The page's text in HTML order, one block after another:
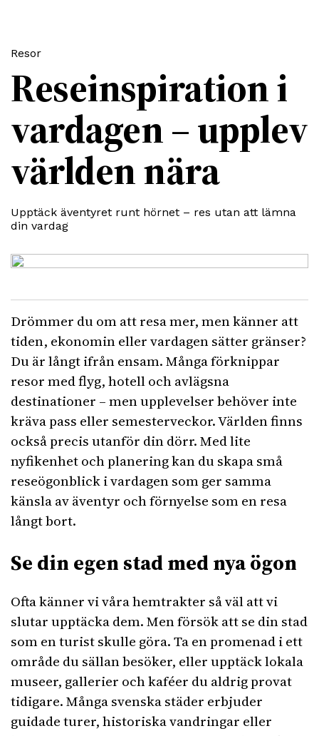
Reseinspiration i
vardagen – upplev
världen nära
Upptäck äventyret runt hörnet – res utan att lämna
din vardag
Resor
Drömmer du om att resa mer, men känner att
tiden, ekonomin eller vardagen sätter gränser?
Du är långt ifrån ensam. Många förknippar
resor med flyg, hotell och avlägsna
destinationer – men upplevelser behöver inte
kräva pass eller semesterveckor. Världen finns
också precis utanför din dörr. Med lite
nyfikenhet och planering kan du skapa små
reseögonblick i vardagen som ger samma
känsla av äventyr och förnyelse som en resa
långt bort.
Se din egen stad med nya ögon
Ofta känner vi våra hemtrakter så väl att vi
slutar upptäcka dem. Men försök att se din stad
som en turist skulle göra. Ta en promenad i ett
område du sällan besöker, eller upptäck lokala
museer, gallerier och kaféer du aldrig provat
tidigare. Många svenska städer erbjuder
guidade turer, historiska vandringar eller